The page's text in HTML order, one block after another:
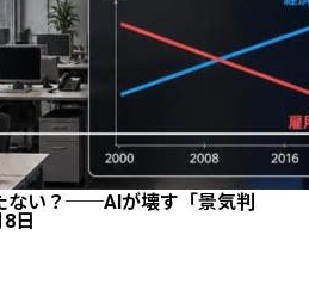
ない？──AIが壊す「景気判
日